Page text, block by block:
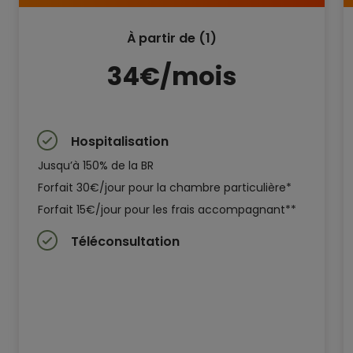
À partir de (1)
34€/mois
Hospitalisation
Jusqu’à 150% de la BR
Forfait 30€/jour pour la chambre particulière*
Forfait 15€/jour pour les frais accompagnant**
Téléconsultation